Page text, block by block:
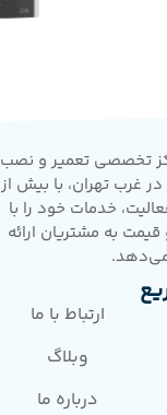
تخصصی تعمیر و نصب
غرب تهران، با بیش از
خدمات خود را با
به مشتریان ارائه
ارتباط با ما
وبلاگ
درباره ما